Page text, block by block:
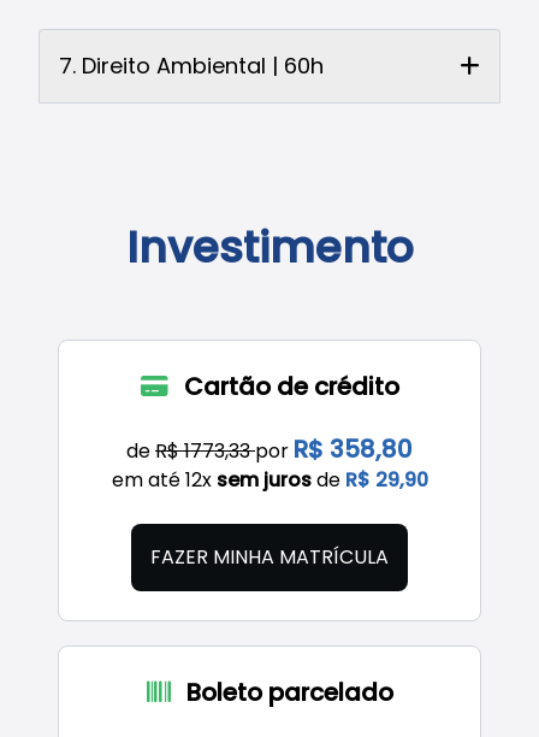
7. Direito Ambiental | 60h
Investimento
Cartão de crédito
deR$ 1773,33por R$ 358,80
em até 12x sem jurosde R$ 29,90
FAZER MINHA MATRÍCULA
Boleto parcelado